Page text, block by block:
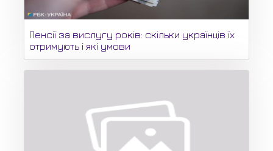
Пенсії за вислугу років: скільки українців їх
отримують і які умови